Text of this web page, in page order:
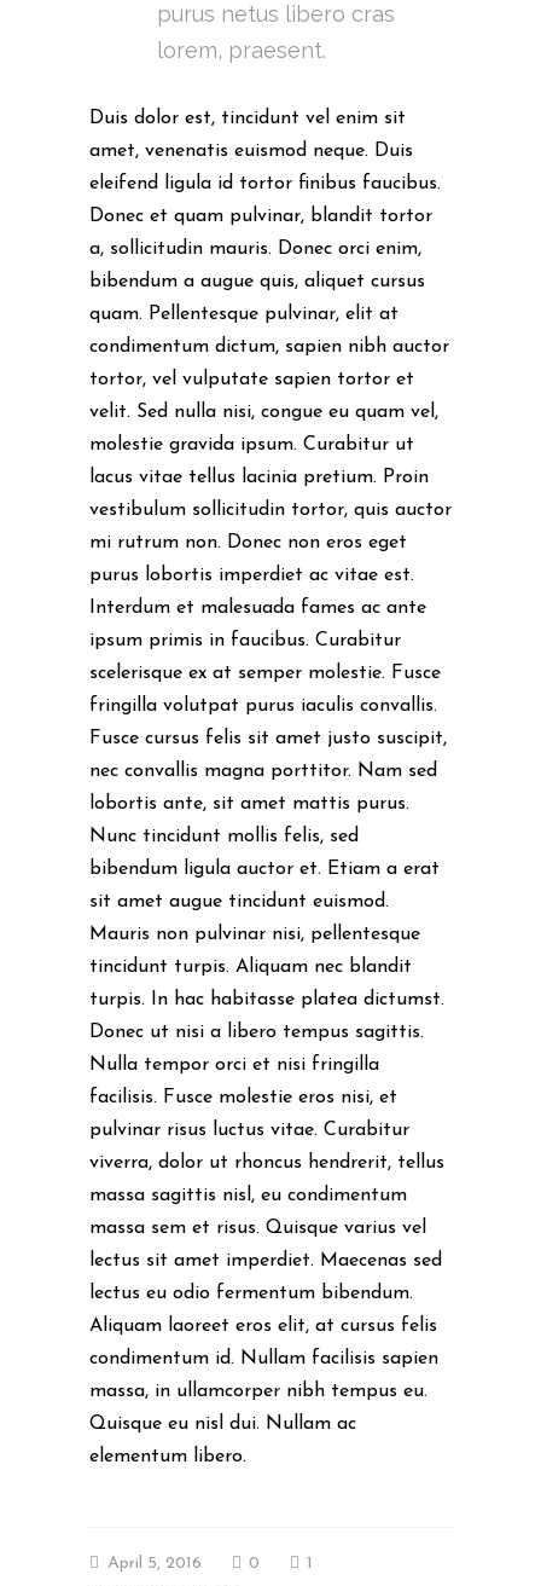
purus netus libero cras
lorem, praesent.
Duis dolor est, tincidunt vel enim sit
amet, venenatis euismod neque. Duis
eleifend ligula id tortor finibus faucibus.
Donec et quam pulvinar, blandit tortor
a, sollicitudin mauris. Donec orci enim,
bibendum a augue quis, aliquet cursus
quam. Pellentesque pulvinar, elit at
condimentum dictum, sapien nibh auctor
tortor, vel vulputate sapien tortor et
velit. Sed nulla nisi, congue eu quam vel,
molestie gravida ipsum. Curabitur ut
lacus vitae tellus lacinia pretium. Proin
vestibulum sollicitudin tortor, quis auctor
mi rutrum non. Donec non eros eget
purus lobortis imperdiet ac vitae est.
Interdum et malesuada fames ac ante
ipsum primis in faucibus. Curabitur
scelerisque ex at semper molestie. Fusce
fringilla volutpat purus iaculis convallis.
Fusce cursus felis sit amet justo suscipit,
nec convallis magna porttitor. Nam sed
lobortis ante, sit amet mattis purus.
Nunc tincidunt mollis felis, sed
bibendum ligula auctor et. Etiam a erat
sit amet augue tincidunt euismod.
Mauris non pulvinar nisi, pellentesque
tincidunt turpis. Aliquam nec blandit
turpis. In hac habitasse platea dictumst.
Donec ut nisi a libero tempus sagittis.
Nulla tempor orci et nisi fringilla
facilisis. Fusce molestie eros nisi, et
pulvinar risus luctus vitae. Curabitur
viverra, dolor ut rhoncus hendrerit, tellus
massa sagittis nisl, eu condimentum
massa sem et risus. Quisque varius vel
lectus sit amet imperdiet. Maecenas sed
lectus eu odio fermentum bibendum.
Aliquam laoreet eros elit, at cursus felis
condimentum id. Nullam facilisis sapien
massa, in ullamcorper nibh tempus eu.
Quisque eu nisl dui. Nullam ac
elementum libero.
April 5, 2016 0
1